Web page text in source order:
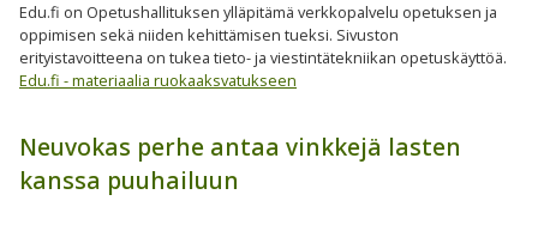
Edu.fi on Opetushallituksen ylläpitämä verkkopalvelu opetuksen ja
oppimisen sekä niiden kehittämisen tueksi. Sivuston
erityistavoitteena on tukea tieto- ja viestintätekniikan opetuskäyttöä.
Edu.fi - materiaalia ruokaaksvatukseen
Neuvokas perhe antaa vinkkejä lasten
kanssa puuhailuun